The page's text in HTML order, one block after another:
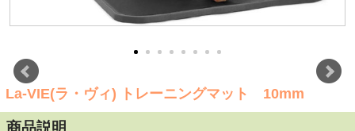
La-VIE(ラ・ヴィ) トレーニングマット 10mm
商品説明